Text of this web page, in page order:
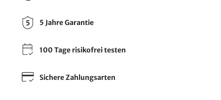
5 Jahre Garantie
100 Tage risikofrei testen
Sichere Zahlungsarten